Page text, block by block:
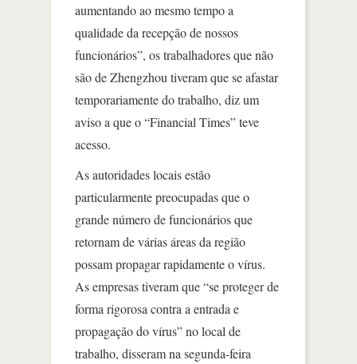
aumentando ao mesmo tempo a
qualidade da recepção de nossos
funcionários”, os trabalhadores que não
são de Zhengzhou tiveram que se afastar
temporariamente do trabalho, diz um
aviso a que o “Financial Times” teve
acesso.
As autoridades locais estão
particularmente preocupadas que o
grande número de funcionários que
retornam de várias áreas da região
possam propagar rapidamente o vírus.
As empresas tiveram que “se proteger de
forma rigorosa contra a entrada e
propagação do vírus” no local de
trabalho, disseram na segunda-feira